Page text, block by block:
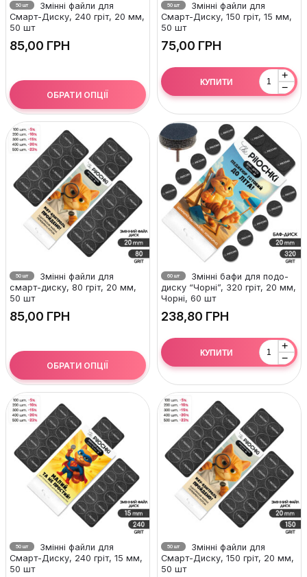
50 шт
Змінні файли для
Смарт-Диску, 240 гріт, 20 мм,
50 шт
ГРН
ОБРАТИ ОПЦІЇ
50 шт
Змінні файли для
Смарт-Диску, 150 гріт, 15 мм,
50 шт
ГРН
+
−
КУПИТИ
50 шт
Змінні файли для
смарт-диску, 80 гріт, 20 мм,
50 шт
ГРН
ОБРАТИ ОПЦІЇ
60 шт
Змінні бафи для подо-
диску “Чорні”, 320 гріт, 20 мм,
Чорні, 60 шт
ГРН
+
−
КУПИТИ
50 шт
Змінні файли для
Смарт-Диску, 240 гріт, 15 мм,
50 шт
50 шт
Змінні файли для
Смарт-Диску, 150 гріт, 20 мм,
50 шт